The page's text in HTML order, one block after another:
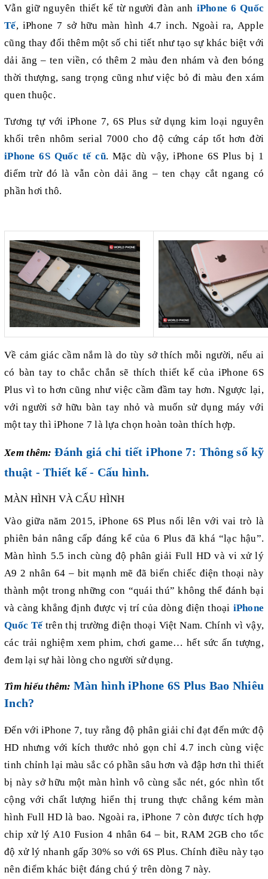
Vẫn giữ nguyên thiết kế từ người đàn anh iPhone 6 Quốc
Tế, iPhone 7 sở hữu màn hình 4.7 inch. Ngoài ra, Apple
cũng thay đổi thêm một số chi tiết như tạo sự khác biệt với
dải ăng – ten viền, có thêm 2 màu đen nhám và đen bóng
thời thượng, sang trọng cũng như việc bỏ đi màu đen xám
quen thuộc.
Tương tự với iPhone 7, 6S Plus sử dụng kim loại nguyên
khối trên nhôm serial 7000 cho độ cứng cáp tốt hơn đời
iPhone 6S Quốc tế cũ. Mặc dù vậy, iPhone 6S Plus bị 1
điểm trừ đó là vẫn còn dải ăng – ten chạy cắt ngang có
phần hơi thô.
Về cảm giác cầm nắm là do tùy sở thích mỗi người, nếu ai
có bàn tay to chắc chắn sẽ thích thiết kế của iPhone 6S
Plus vì to hơn cũng như việc cầm đầm tay hơn. Ngược lại,
với người sở hữu bàn tay nhỏ và muốn sử dụng máy với
một tay thì iPhone 7 là lựa chọn hoàn toàn thích hợp.
Xem thêm:Đánh giá chi tiết iPhone 7: Thông số kỹ
thuật - Thiết kế - Cấu hình.
MÀN HÌNH VÀ CẤU HÌNH
Vào giữa năm 2015, iPhone 6S Plus nổi lên với vai trò là
phiên bản nâng cấp đáng kể của 6 Plus đã khá “lạc hậu”.
Màn hình 5.5 inch cùng độ phân giải Full HD và vi xử lý
A9 2 nhân 64 – bit mạnh mẽ đã biến chiếc điện thoại này
thành một trong những con “quái thú” không thể đánh bại
và càng khẳng định được vị trí của dòng điện thoại iPhone
Quốc Tếtrên thị trường điện thoại Việt Nam. Chính vì vậy,
các trải nghiệm xem phim, chơi game… hết sức ấn tượng,
đem lại sự hài lòng cho người sử dụng.
Tìm hiểu thêm: Màn hình iPhone 6S Plus Bao Nhiêu
Inch?
Đến với iPhone 7, tuy rằng độ phân giải chỉ đạt đến mức độ
HD nhưng với kích thước nhỏ gọn chỉ 4.7 inch cùng việc
tinh chỉnh lại màu sắc có phần sâu hơn và đập hơn thì thiết
bị này sở hữu một màn hình vô cùng sắc nét, góc nhìn tốt
cộng với chất lượng hiển thị trung thực chẳng kém màn
hình Full HD là bao. Ngoài ra, iPhone 7 còn được tích hợp
chip xử lý A10 Fusion 4 nhân 64 – bit, RAM 2GB cho tốc
độ xử lý nhanh gấp 30% so với 6S Plus. Chính điều này tạo
nên điểm khác biệt đáng chú ý trên dòng 7 này.